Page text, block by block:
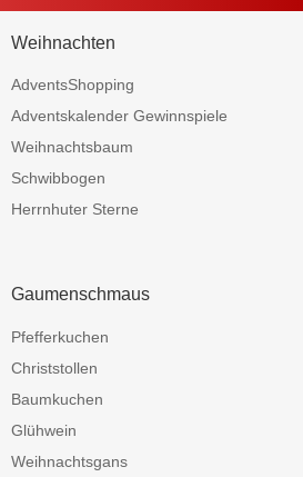
Weihnachten
AdventsShopping
Adventskalender Gewinnspiele
Weihnachtsbaum
Schwibbogen
Herrnhuter Sterne
Gaumenschmaus
Pfefferkuchen
Christstollen
Baumkuchen
Glühwein
Weihnachtsgans